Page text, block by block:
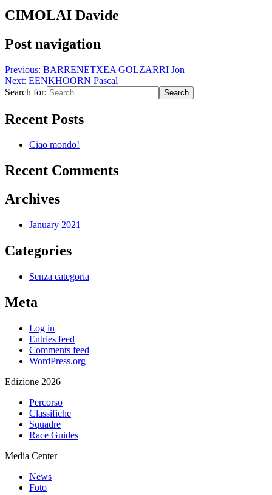
CIMOLAI Davide
Post navigation
Previous: BARRENETXEA GOLZARRI Jon
Next: EENKHOORN Pascal
Search for:
Recent Posts
Ciao mondo!
Recent Comments
Archives
January 2021
Categories
Senza categoria
Meta
Log in
Entries feed
Comments feed
WordPress.org
Edizione 2026
Percorso
Classifiche
Squadre
Race Guides
Media Center
News
Foto